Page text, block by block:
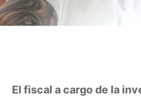
El fiscal a cargo de la